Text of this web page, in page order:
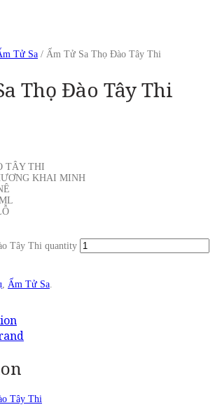
Tử Sa / Ấm Tử Sa Thọ Đào Tây Thi
Thọ Đào Tây Thi
TÂY THI
KHAI MINH
Tây Thi quantity
Ấm Tử Sa
Tây Thi